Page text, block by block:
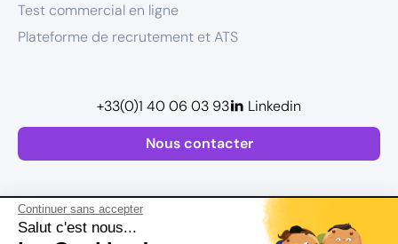
Continuer sans accepter
Salut c'est nous...
Test commercial en ligne
Plateforme de recrutement et ATS
Nous contacter
+33(0)1 40 06 03 93 Linkedin